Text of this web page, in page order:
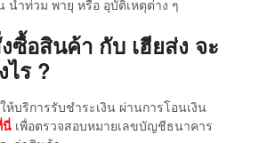
น้ำท่วม พายุ หรือ อุบัติเหตุต่าง ๆ
ซื้อสินค้า กับ เฮียส่ง จะ
ไร ?
ห้บริการรับชำระเงิน ผ่านการโอนเงิน
นี่เพื่อตรวจสอบหมายเลขบัญชีธนาคาร